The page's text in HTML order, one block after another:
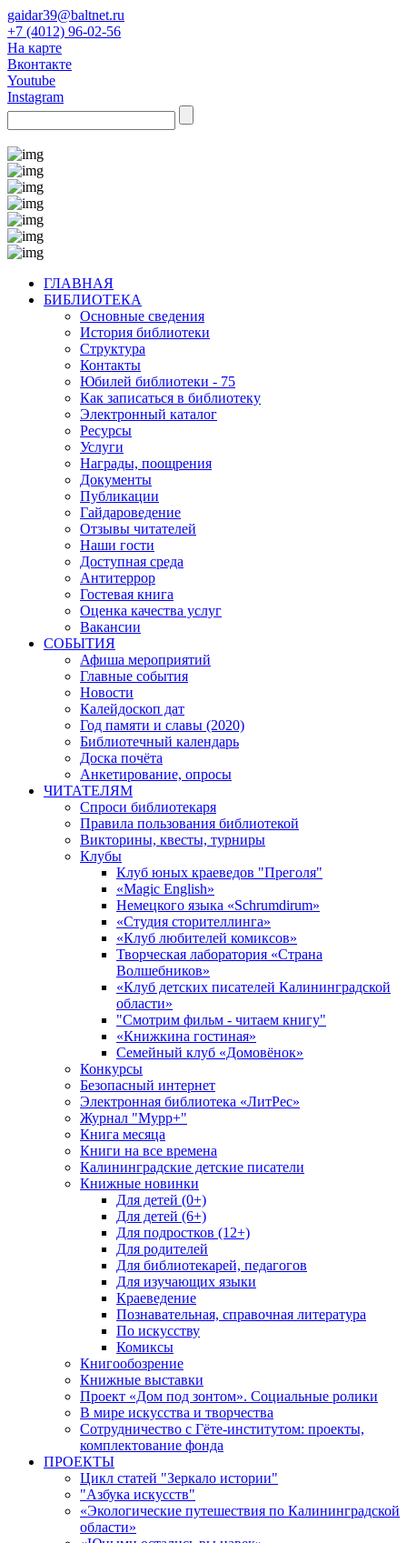
gaidar39@baltnet.ru
+7 (4012) 96-02-56
На карте
Вконтакте
Youtube
Instagram
ГЛАВНАЯ
БИБЛИОТЕКА
Основные сведения
История библиотеки
Структура
Контакты
Юбилей библиотеки - 75
Как записаться в библиотеку
Электронный каталог
Ресурсы
Услуги
Награды, поощрения
Документы
Публикации
Гайдароведение
Отзывы читателей
Наши гости
Доступная среда
Антитеррор
Гостевая книга
Оценка качества услуг
Вакансии
СОБЫТИЯ
Афиша мероприятий
Главные события
Новости
Калейдоскоп дат
Год памяти и славы (2020)
Библиотечный календарь
Доска почёта
Анкетирование, опросы
ЧИТАТЕЛЯМ
Спроси библиотекаря
Правила пользования библиотекой
Викторины, квесты, турниры
Клубы
Клуб юных краеведов "Преголя"
«Magic English»
Немецкого языка «Schrumdirum»
«Студия сторителлинга»
«Клуб любителей комиксов»
Творческая лаборатория «Страна
Волшебников»
«Клуб детских писателей Калининградской
области»
"Смотрим фильм - читаем книгу"
«Книжкина гостиная»
Семейный клуб «Домовёнок»
Конкурсы
Безопасный интернет
Электронная библиотека «ЛитРес»
Журнал "Мурр+"
Книга месяца
Книги на все времена
Калининградские детские писатели
Книжные новинки
Для детей (0+)
Для детей (6+)
Для подростков (12+)
Для родителей
Для библиотекарей, педагогов
Для изучающих языки
Краеведение
Познавательная, справочная литература
По искусству
Комиксы
Книгообозрение
Книжные выставки
Проект «Дом под зонтом». Социальные ролики
В мире искусства и творчества
Сотрудничество с Гёте-институтом: проекты,
комплектование фонда
ПРОЕКТЫ
Цикл статей "Зеркало истории"
"Азбука искусств"
«Экологические путешествия по Калининградской
области»